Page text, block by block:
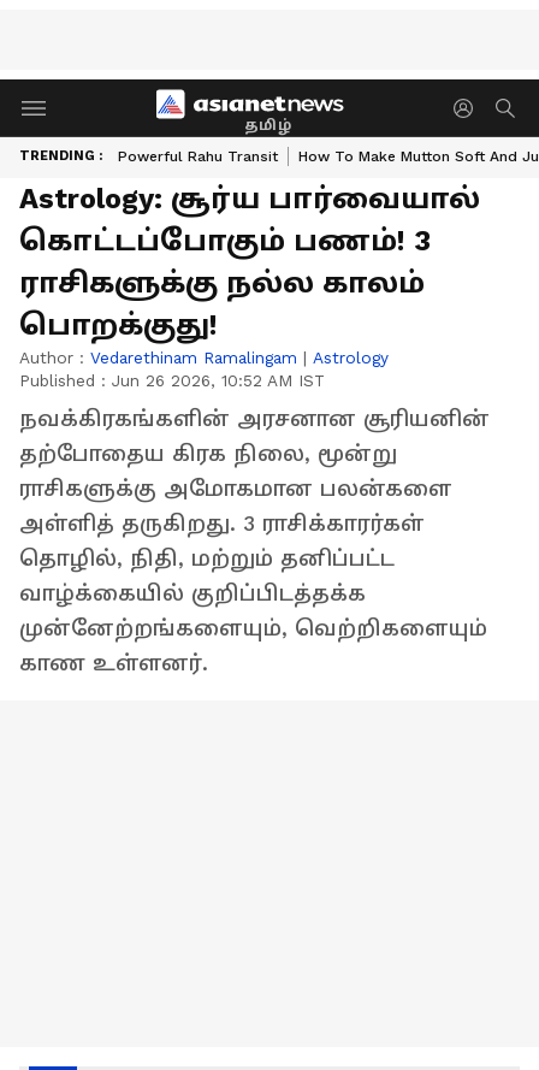
தமிழ்
TRENDING : Powerful Rahu Transit How To Make Mutton Soft And
Astrology: சூர்ய பார்வையால்
கொட்டப்போகும் பணம்! 3
ராசிகளுக்கு நல்ல காலம்
பொறக்குது!
Author : Vedarethinam Ramalingam | Astrology
Published : Jun 26 2026, 10:52 AM IST
நவக்கிரகங்களின் அரசனான சூரியனின்
தற்போதைய கிரக நிலை, மூன்று
ராசிகளுக்கு அமோகமான பலன்களை
அள்ளித் தருகிறது. 3 ராசிக்காரர்கள்
தொழில், நிதி, மற்றும் தனிப்பட்ட
வாழ்க்கையில் குறிப்பிடத்தக்க
முன்னேற்றங்களையும், வெற்றிகளையும்
காண உள்ளனர்.